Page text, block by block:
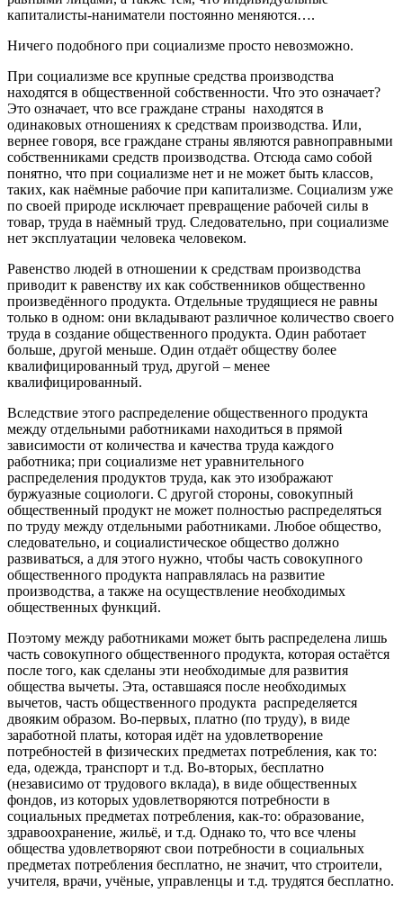
капиталисты-наниматели постоянно меняются….
Ничего подобного при социализме просто невозможно.
При социализме все крупные средства производства
находятся в общественной собственности. Что это означает?
Это означает, что все граждане страны находятся в
одинаковых отношениях к средствам производства. Или,
вернее говоря, все граждане страны являются равноправными
собственниками средств производства. Отсюда само собой
понятно, что при социализме нет и не может быть классов,
таких, как наёмные рабочие при капитализме. Социализм уже
по своей природе исключает превращение рабочей силы в
товар, труда в наёмный труд. Следовательно, при социализме
нет эксплуатации человека человеком.
Равенство людей в отношении к средствам производства
приводит к равенству их как собственников общественно
произведённого продукта. Отдельные трудящиеся не равны
только в одном: они вкладывают различное количество своего
труда в создание общественного продукта. Один работает
больше, другой меньше. Один отдаёт обществу более
квалифицированный труд, другой – менее
квалифицированный.
Вследствие этого распределение общественного продукта
между отдельными работниками находиться в прямой
зависимости от количества и качества труда каждого
работника; при социализме нет уравнительного
распределения продуктов труда, как это изображают
буржуазные социологи. С другой стороны, совокупный
общественный продукт не может полностью распределяться
по труду между отдельными работниками. Любое общество,
следовательно, и социалистическое общество должно
развиваться, а для этого нужно, чтобы часть совокупного
общественного продукта направлялась на развитие
производства, а также на осуществление необходимых
общественных функций.
Поэтому между работниками может быть распределена лишь
часть совокупного общественного продукта, которая остаётся
после того, как сделаны эти необходимые для развития
общества вычеты. Эта, оставшаяся после необходимых
вычетов, часть общественного продукта распределяется
двояким образом. Во-первых, платно (по труду), в виде
заработной платы, которая идёт на удовлетворение
потребностей в физических предметах потребления, как то:
еда, одежда, транспорт и т.д. Во-вторых, бесплатно
(независимо от трудового вклада), в виде общественных
фондов, из которых удовлетворяются потребности в
социальных предметах потребления, как-то: образование,
здравоохранение, жильё, и т.д. Однако то, что все члены
общества удовлетворяют свои потребности в социальных
предметах потребления бесплатно, не значит, что строители,
учителя, врачи, учёные, управленцы и т.д. трудятся бесплатно.